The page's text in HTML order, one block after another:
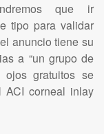
que ir
tipo para validar
anuncio tiene su
a “un grupo de
ojos gratuitos se
ACI corneal inlay